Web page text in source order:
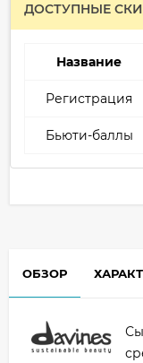
ДОСТУПНЫЕ
Название
Регистрация
Бьюти-баллы
ОБЗОР